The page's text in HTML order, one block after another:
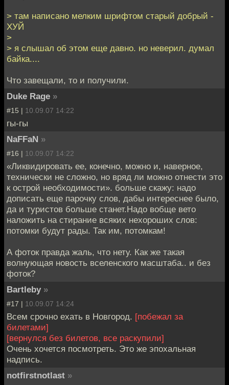
> там написано мелким шрифтом старый добрый -
ХУЙ
>
> я слышал об этом еще давно. но неверил. думал
байка....
Что завещали, то и получили.
Duke Rage »
#15 | 10.09.07 14:22
гы-гы
NaFFaN »
#16 | 10.09.07 14:22
«Ликвидировать ее, конечно, можно и, наверное,
технически не сложно, но вряд ли можно отнести это
к острой необходимости». больше скажу: надо
дописать еще парочку слов, дабы интереснее было,
да и туристов больше станет.Надо вобще вето
наложить на стирание всяких нехороших слов:
потомки будут рады. Так им, потомкам!
А фоток правда жаль, что нету. Как же такая
волнующая новость вселенского масштаба.. и без
фоток?
Bartleby »
#17 | 10.09.07 14:24
Всем срочно ехать в Новгород. [побежал за
билетами]
[вернулся без билетов, все раскупили]
Очень хочется посмотреть. Это же эпохальная
надпись.
notfirstnotlast »